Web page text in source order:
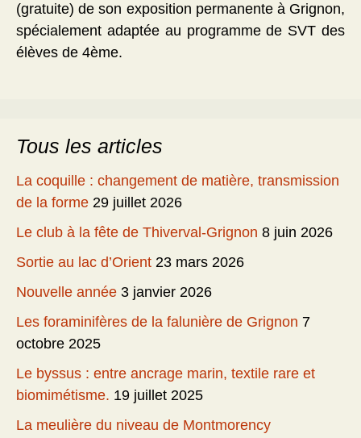
(gratuite) de son exposition permanente à Grignon,
spécialement adaptée au programme de SVT des
élèves de 4ème.
Tous les articles
La coquille : changement de matière, transmission
de la forme 29 juillet 2026
Le club à la fête de Thiverval-Grignon 8 juin 2026
Sortie au lac d’Orient 23 mars 2026
Nouvelle année 3 janvier 2026
Les foraminifères de la falunière de Grignon 7
octobre 2025
Le byssus : entre ancrage marin, textile rare et
biomimétisme. 19 juillet 2025
La meulière du niveau de Montmorency